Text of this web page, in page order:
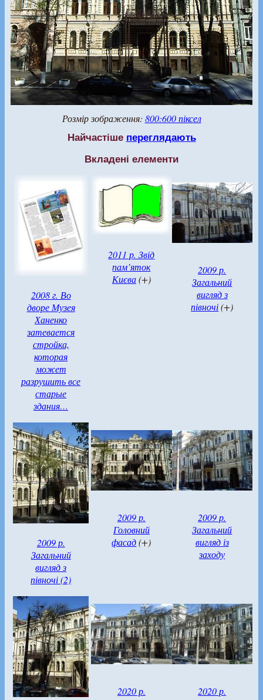
Розмір зображення: 800:600 піксел
Найчастіше переглядають
Вкладені елементи
2008 г. Во
дворе Музея
Ханенко
затевается
стройка,
которая
может
разрушить все
старые
здания…
2011 р. Звід
пам’яток
Києва(+)
2009 р.
Загальний
вигляд з
півночі(+)
2009 р.
Загальний
вигляд з
півночі (2)
2009 р.
Головний
фасад(+)
2009 р.
Загальний
вигляд із
заходу
2020 р.
2020 р.